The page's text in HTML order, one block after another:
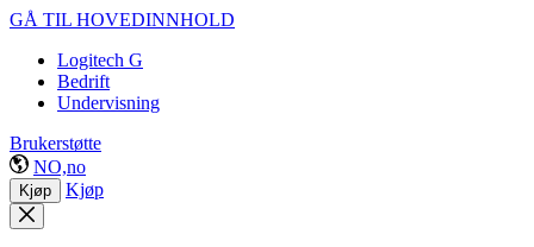
GÅ TIL HOVEDINNHOLD
Logitech G
Bedrift
Undervisning
Brukerstøtte
NO,no
Kjøp Kjøp